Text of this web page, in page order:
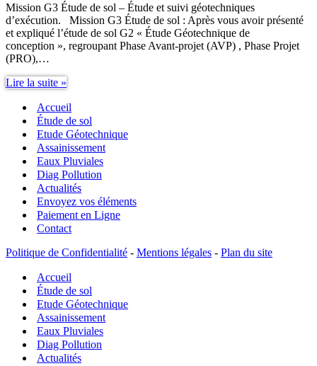
Mission G3 Étude de sol – Étude et suivi géotechniques
d’exécution. Mission G3 Étude de sol : Après vous avoir présenté
et expliqué l’étude de sol G2 « Étude Géotechnique de
conception », regroupant Phase Avant-projet (AVP) , Phase Projet
(PRO),…
Lire la suite »
Étude
de
sol
–
Étude
et
suivi
géotechniques
d’exécution
Accueil
Étude de sol
Etude Géotechnique
Assainissement
Eaux Pluviales
Diag Pollution
Actualités
Envoyez vos éléments
Paiement en Ligne
Contact
Politique de Confidentialité - Mentions légales - Plan du site
Accueil
Étude de sol
Etude Géotechnique
Assainissement
Eaux Pluviales
Diag Pollution
Actualités